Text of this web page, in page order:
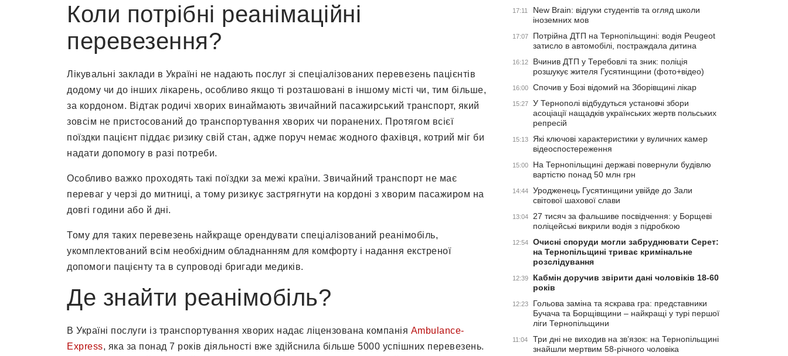
Коли потрібні реанімаційні
перевезення?
Лікувальні заклади в Україні не надають послуг зі спеціалізованих перевезень пацієнтів
додому чи до інших лікарень, особливо якщо ті розташовані в іншому місті чи, тим більше,
за кордоном. Відтак родичі хворих винаймають звичайний пасажирський транспорт, який
зовсім не пристосований до транспортування хворих чи поранених. Протягом всієї
поїздки пацієнт піддає ризику свій стан, адже поруч немає жодного фахівця, котрий міг би
надати допомогу в разі потреби.
Особливо важко проходять такі поїздки за межі країни. Звичайний транспорт не має
переваг у черзі до митниці, а тому ризикує застрягнути на кордоні з хворим пасажиром на
довгі години або й дні.
Тому для таких перевезень найкраще орендувати спеціалізований реанімобіль,
укомплектований всім необхідним обладнанням для комфорту і надання екстреної
допомоги пацієнту та в супроводі бригади медиків.
Де знайти реанімобіль?
В Україні послуги із транспортування хворих надає ліцензована компанія Ambulance-
Express, яка за понад 7 років діяльності вже здійснила більше 5000 успішних перевезень.
17:11
New Brain: відгуки студентів та огляд школи
іноземних мов
17:07
Потрійна ДТП на Тернопільщині: водія Peugeot
затисло в автомобілі, постраждала дитина
16:12
Вчинив ДТП у Теребовлі та зник: поліція
розшукує жителя Гусятинщини (фото+відео)
16:00 Спочив у Бозі відомий на Зборівщині лікар
15:27
У Тернополі відбудуться установчі збори
асоціації нащадків українських жертв польських
репресій
15:13
Які ключові характеристики у вуличних камер
відеоспостереження
15:00
На Тернопільщині державі повернули будівлю
вартістю понад 50 млн грн
14:44
Уродженець Гусятинщини увійде до Зали
світової шахової слави
13:04
27 тисяч за фальшиве посвідчення: у Борщеві
поліцейські викрили водія з підробкою
12:54
Очисні споруди могли забруднювати Серет:
на Тернопільщині триває кримінальне
розслідування
12:39
Кабмін доручив звірити дані чоловіків 18-60
років
12:23
Гольова заміна та яскрава гра: представники
Бучача та Борщівщини – найкращі у турі першої
ліги Тернопільщини
11:04
Три дні не виходив на зв’язок: на Тернопільщині
знайшли мертвим 58-річного чоловіка